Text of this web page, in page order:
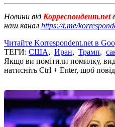
Новини від Корреспондент.net
наш канал https://t.me/
Читайте Korrespondent.net в
ТЕГИ: США, Иран, Трамп,
Якщо ви помітили помилку,
натисніть Ctrl + Enter, щоб